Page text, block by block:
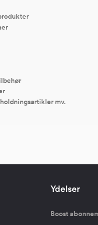
mv.
Ydelser
Boost